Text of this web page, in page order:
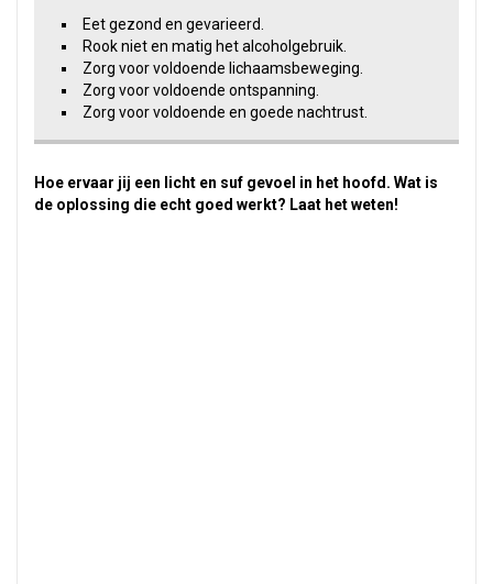
Eet gezond en gevarieerd.
Rook niet en matig het alcoholgebruik.
Zorg voor voldoende lichaamsbeweging.
Zorg voor voldoende ontspanning.
Zorg voor voldoende en goede nachtrust.
Hoe ervaar jij een licht en suf gevoel in het hoofd. Wat is
de oplossing die echt goed werkt? Laat het weten!